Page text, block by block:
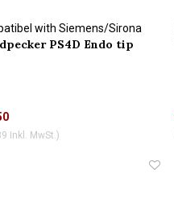
with Siemens/Sirona
PS4D Endo tip
Inkl. MwSt.)